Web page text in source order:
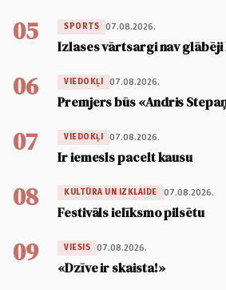
05 SPORTS 07.08.2026.
Izlases vārtsargi nav glābēji
06 VIEDOKĻI 07.08.2026.
Premjers būs «Andris
07 VIEDOKĻI 07.08.2026.
Ir iemesls pacelt kausu
08 KULTŪRA UN IZKLAIDE 07.08.2026.
Festivāls ielīksmo pilsētu
09 VIESIS 07.08.2026.
«Dzīve ir skaista!»